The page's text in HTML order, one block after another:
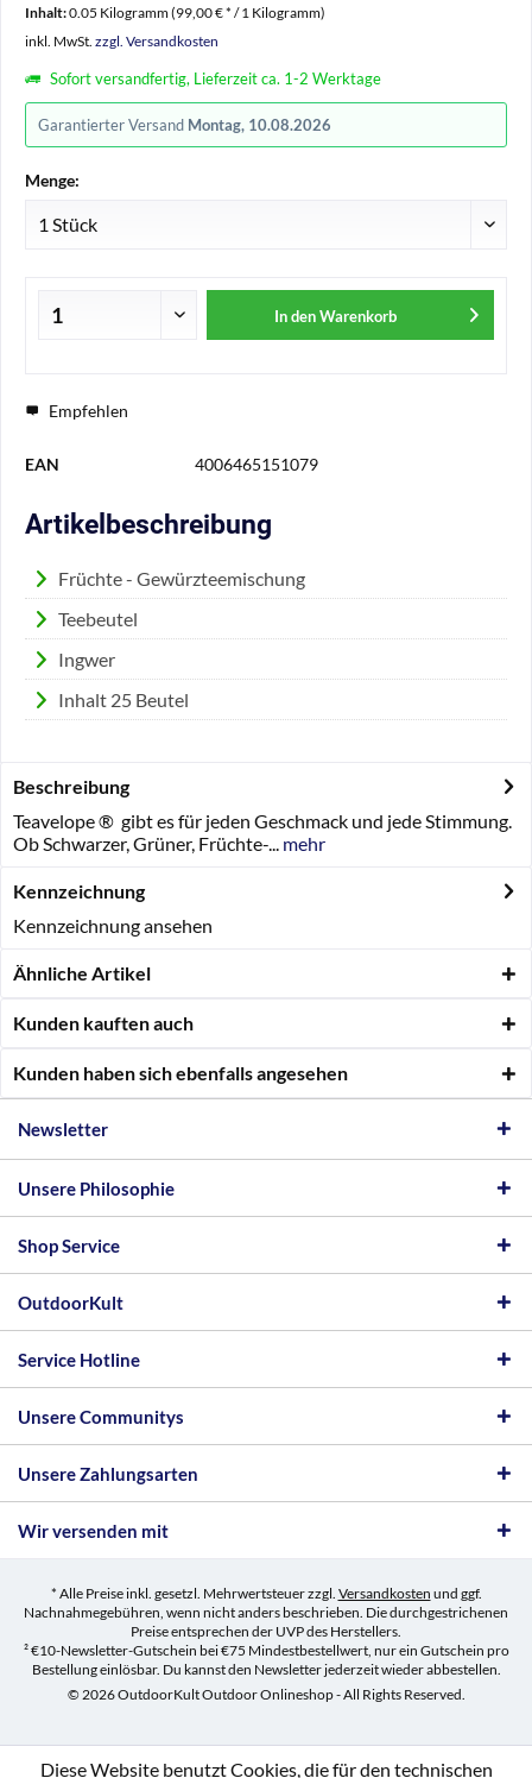
Inhalt:0.05 Kilogramm (99,00 € * / 1 Kilogramm)
inkl. MwSt. zzgl. Versandkosten
Sofort versandfertig, Lieferzeit ca. 1-2 Werktage
Garantierter Versand Montag, 10.08.2026
Menge:
In den Warenkorb
Empfehlen
EAN 4006465151079
Artikelbeschreibung
Früchte - Gewürzteemischung
Teebeutel
Ingwer
Inhalt 25 Beutel
Beschreibung
Teavelope ® gibt es für jeden Geschmack und jede Stimmung.
Ob Schwarzer, Grüner, Früchte-... mehr
Kennzeichnung
Kennzeichnung ansehen
Ähnliche Artikel
Kunden kauften auch
Kunden haben sich ebenfalls angesehen
Newsletter
Unsere Philosophie
Shop Service
OutdoorKult
Service Hotline
Unsere Communitys
Unsere Zahlungsarten
Wir versenden mit
* Alle Preise inkl. gesetzl. Mehrwertsteuer zzgl. Versandkosten und ggf.
Nachnahmegebühren, wenn nicht anders beschrieben. Die durchgestrichenen
Preise entsprechen der UVP des Herstellers.
² €10-Newsletter-Gutschein bei €75 Mindestbestellwert, nur ein Gutschein pro
Bestellung einlösbar. Du kannst den Newsletter jederzeit wieder abbestellen.
© 2026 OutdoorKult Outdoor Onlineshop - All Rights Reserved.
Diese Website benutzt Cookies, die für den technischen